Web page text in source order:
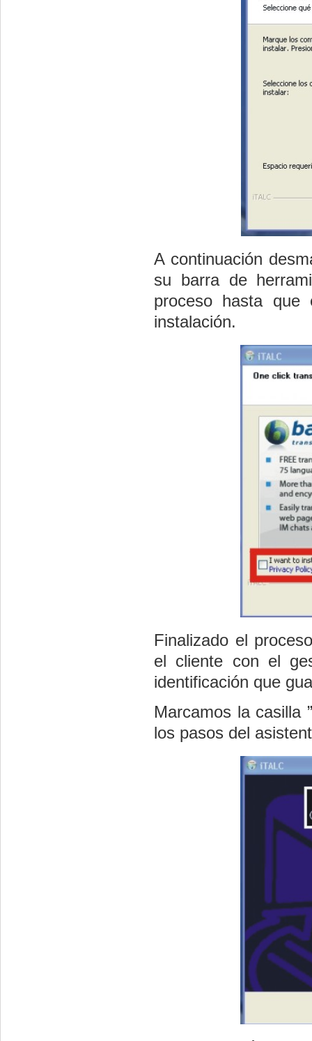
A continuación
su barra de
proceso hasta que
instalación.
Finalizado el
el cliente con el
identificación que
Marcamos la casilla
los pasos del